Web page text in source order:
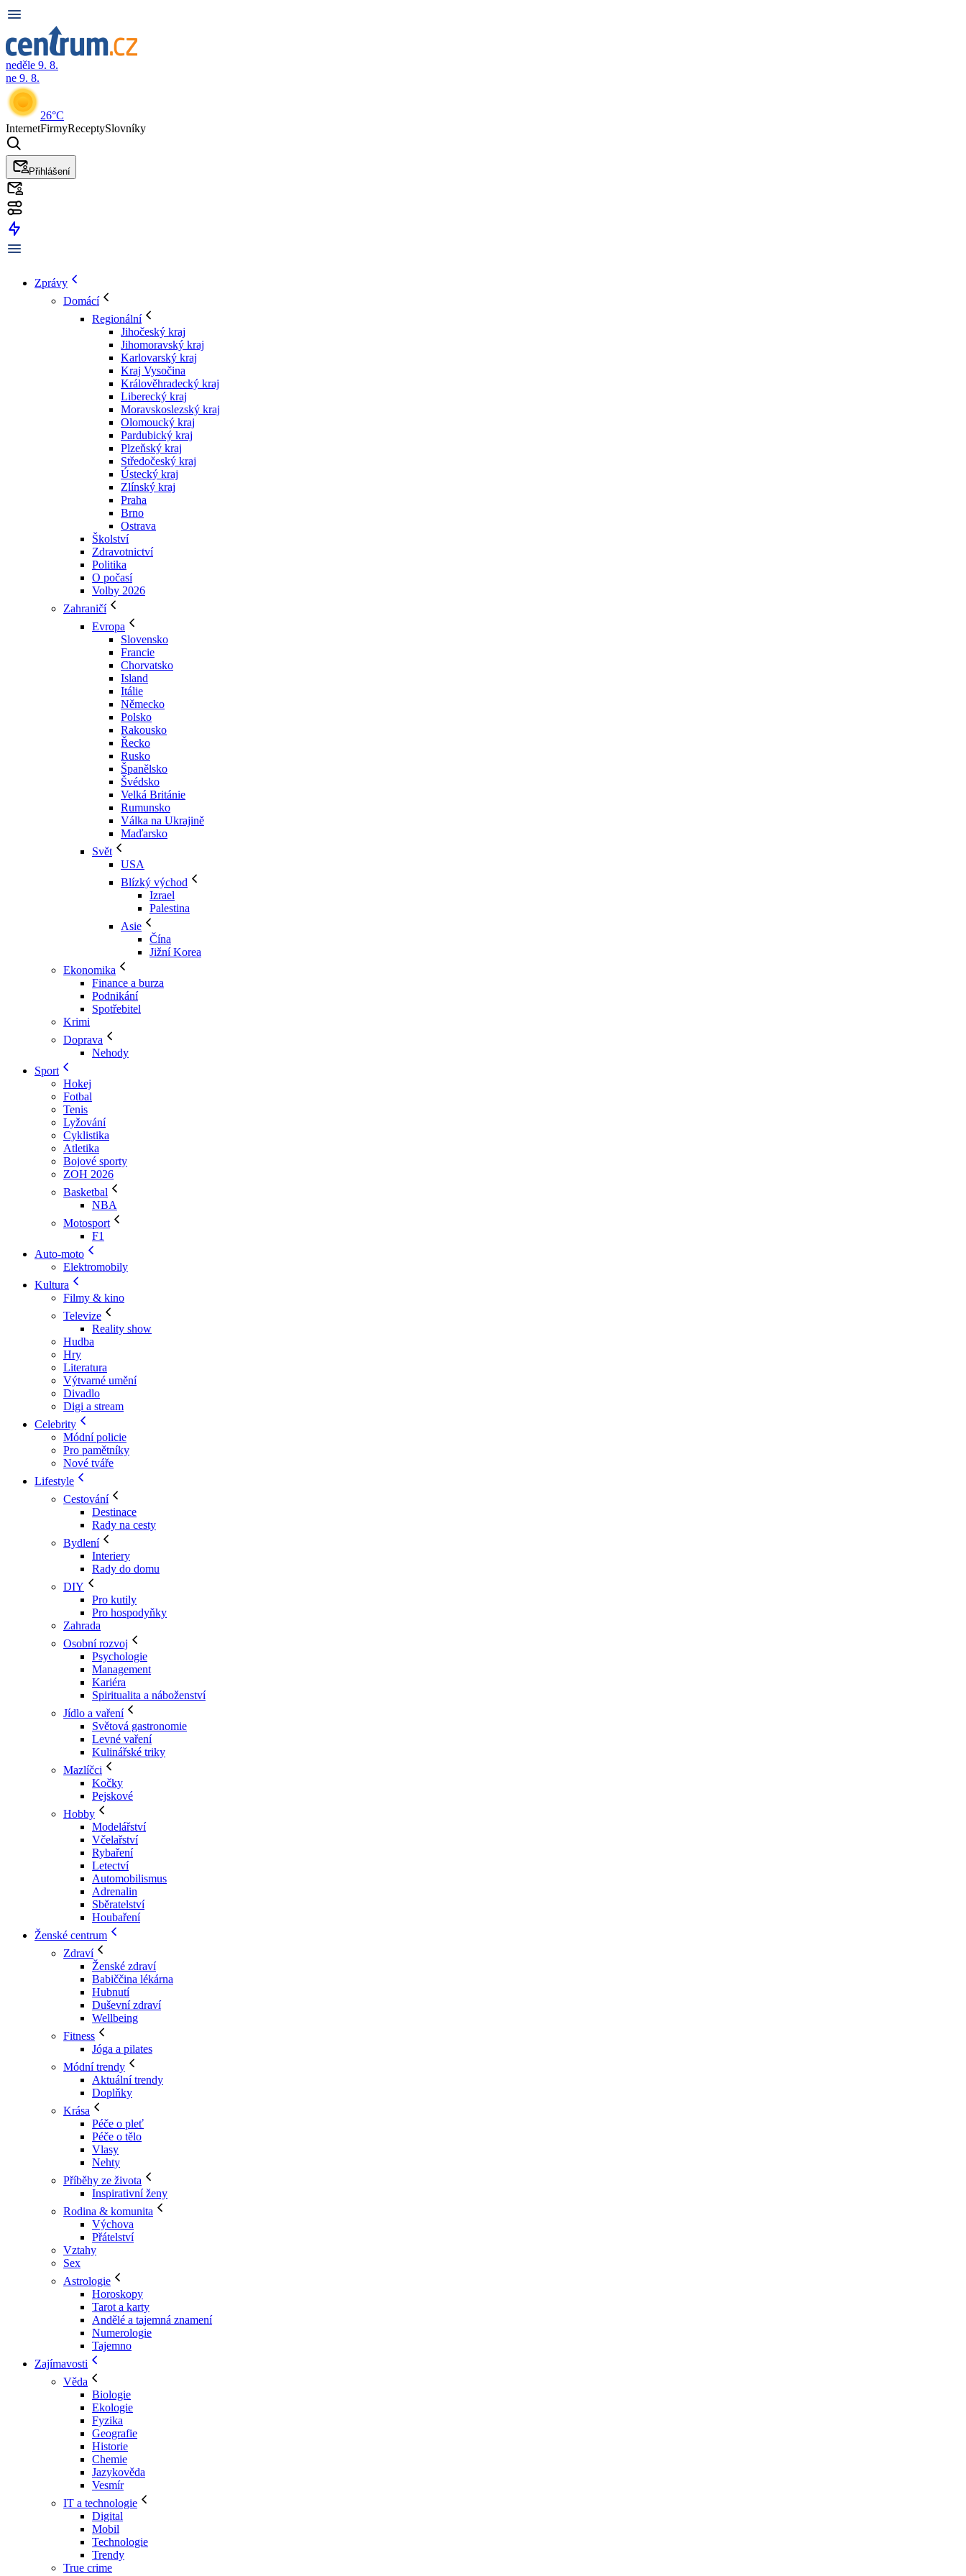
neděle 9. 8.
ne 9. 8.
26°C
InternetFirmyReceptySlovníky
Přihlášení
Zprávy
Domácí
Regionální
Jihočeský kraj
Jihomoravský kraj
Karlovarský kraj
Kraj Vysočina
Králověhradecký kraj
Liberecký kraj
Moravskoslezský kraj
Olomoucký kraj
Pardubický kraj
Plzeňský kraj
Středočeský kraj
Ústecký kraj
Zlínský kraj
Praha
Brno
Ostrava
Školství
Zdravotnictví
Politika
O počasí
Volby 2026
Zahraničí
Evropa
Slovensko
Francie
Chorvatsko
Island
Itálie
Německo
Polsko
Rakousko
Řecko
Rusko
Španělsko
Švédsko
Velká Británie
Rumunsko
Válka na Ukrajině
Maďarsko
Svět
USA
Blízký východ
Izrael
Palestina
Asie
Čína
Jižní Korea
Ekonomika
Finance a burza
Podnikání
Spotřebitel
Krimi
Doprava
Nehody
Sport
Hokej
Fotbal
Tenis
Lyžování
Cyklistika
Atletika
Bojové sporty
ZOH 2026
Basketbal
NBA
Motosport
F1
Auto-moto
Elektromobily
Kultura
Filmy & kino
Televize
Reality show
Hudba
Hry
Literatura
Výtvarné umění
Divadlo
Digi a stream
Celebrity
Módní policie
Pro pamětníky
Nové tváře
Lifestyle
Cestování
Destinace
Rady na cesty
Bydlení
Interiery
Rady do domu
DIY
Pro kutily
Pro hospodyňky
Zahrada
Osobní rozvoj
Psychologie
Management
Kariéra
Spiritualita a náboženství
Jídlo a vaření
Světová gastronomie
Levné vaření
Kulinářské triky
Mazlíčci
Kočky
Pejskové
Hobby
Modelářství
Včelařství
Rybaření
Letectví
Automobilismus
Adrenalin
Sběratelství
Houbaření
Ženské centrum
Zdraví
Ženské zdraví
Babiččina lékárna
Hubnutí
Duševní zdraví
Wellbeing
Fitness
Jóga a pilates
Módní trendy
Aktuální trendy
Doplňky
Krása
Péče o pleť
Péče o tělo
Vlasy
Nehty
Příběhy ze života
Inspirativní ženy
Rodina & komunita
Výchova
Přátelství
Vztahy
Sex
Astrologie
Horoskopy
Tarot a karty
Andělé a tajemná znamení
Numerologie
Tajemno
Zajímavosti
Věda
Biologie
Ekologie
Fyzika
Geografie
Historie
Chemie
Jazykověda
Vesmír
IT a technologie
Digital
Mobil
Technologie
Trendy
True crime